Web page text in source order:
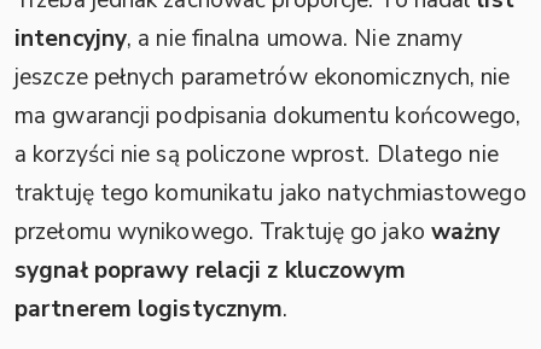
intencyjny, a nie finalna umowa. Nie znamy
jeszcze pełnych parametrów ekonomicznych, nie
ma gwarancji podpisania dokumentu końcowego,
a korzyści nie są policzone wprost. Dlatego nie
traktuję tego komunikatu jako natychmiastowego
przełomu wynikowego. Traktuję go jako ważny
sygnał poprawy relacji z kluczowym
partnerem logistycznym.